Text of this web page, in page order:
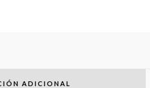
ADICIONAL